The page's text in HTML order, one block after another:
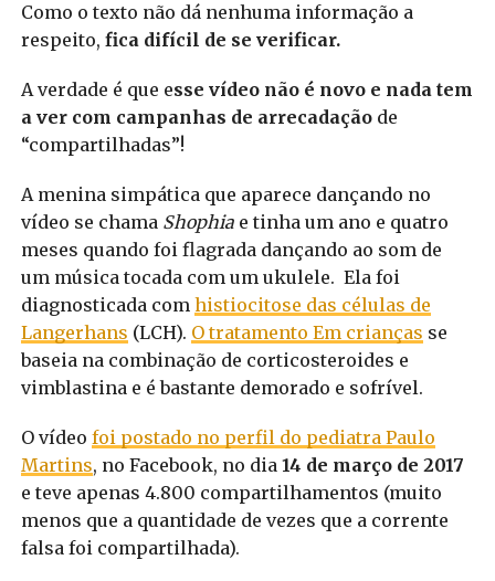
Como o texto não dá nenhuma informação a
respeito, fica difícil de se verificar.
A verdade é que esse vídeo não é novo e nada tem
a ver com campanhas de arrecadaçãode
“compartilhadas”!
A menina simpática que aparece dançando no
vídeo se chama Shophiae tinha um ano e quatro
meses quando foi flagrada dançando ao som de
um música tocada com um ukulele. Ela foi
diagnosticada com histiocitose das células de
Langerhans (LCH). O tratamento Em crianças se
baseia na combinação de corticosteroides e
vimblastina e é bastante demorado e sofrível.
O vídeo foi postado no perfil do pediatra Paulo
Martins, no Facebook, no dia 14 de março de 2017
e teve apenas 4.800 compartilhamentos (muito
menos que a quantidade de vezes que a corrente
falsa foi compartilhada).